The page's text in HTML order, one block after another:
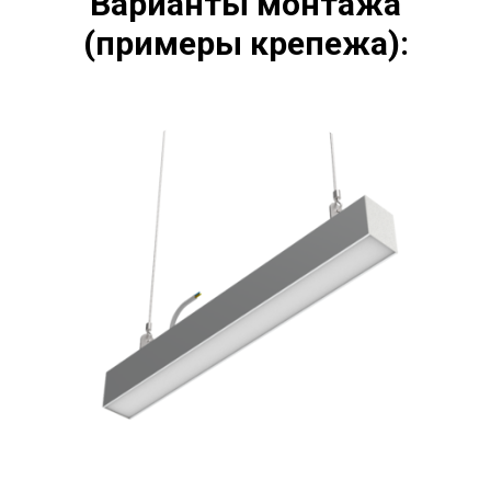
(примеры крепежа):